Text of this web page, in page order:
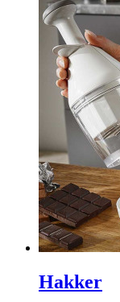
Hakker